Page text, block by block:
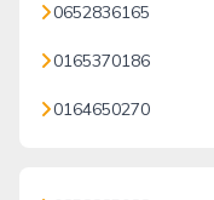
0652836165
0165370186
0164650270